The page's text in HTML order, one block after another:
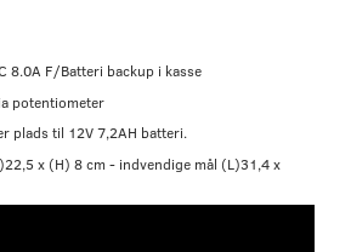
8.0A F/Batteri backup i kasse
potentiometer
plads til 12V 7,2AH batteri.
x (H) 8 cm - indvendige mål (L)31,4 x